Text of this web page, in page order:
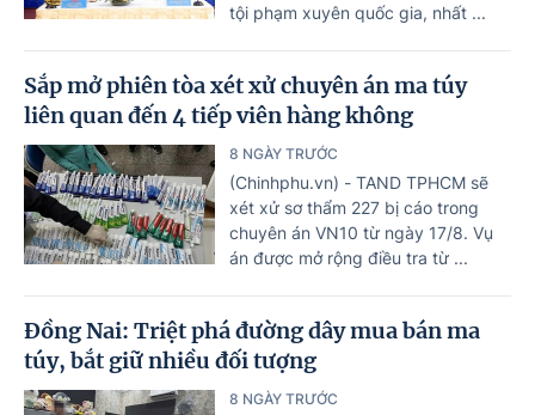
tội phạm xuyên quốc gia, nhất ...
Sắp mở phiên tòa xét xử chuyên án ma túy
liên quan đến 4 tiếp viên hàng không
8 NGÀY TRƯỚC
(Chinhphu.vn) - TAND TPHCM sẽ
xét xử sơ thẩm 227 bị cáo trong
chuyên án VN10 từ ngày 17/8. Vụ
án được mở rộng điều tra từ ...
Đồng Nai: Triệt phá đường dây mua bán ma
túy, bắt giữ nhiều đối tượng
8 NGÀY TRƯỚC